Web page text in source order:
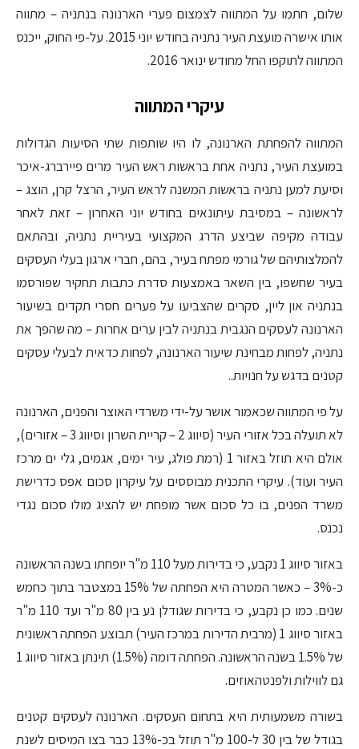
שלום, חתמו על המתווה לצמצום פערי הארנונה בנתניה – מתווה
אותו אישרה מועצת העיר נתניה בחודש יוני 2015. על-פי החוק, ייכנס
המתווה לתוקפו החל מחודש ינואר 2016.
עיקרי המתווה
המתווה להפחתת הארנונה, לו היו שותפות שתי הסיעות הגדולות
במועצת העיר, נתניה אחת בראשות ראש העיר מרים פיירברג-איכר
וסיעת למען נתניה בראשות המשנה לראש העיר, הרצל קרן, הוצג –
לראשונה – במסיבת עיתונאים בחודש יוני האחרון – זאת לאחר
עבודה מקיפה שביצע הדרג המקצועי בעיריית נתניה, ובהתאם
להמלצותיהם של גורמי מפתח בעיר, בהם, חברי ארגון בעלי העסקים
בעיר שחשפו, בין השאר באמצעות סדרת כתבות תחקיר שפורסמו
בנתניה און ליין, סקרים שהצביעו על פערים חסרי תקדים בשיעור
הארנונה לעסקים הנגבית בנתניה לבין ערים אחרות – מה שהפך את
נתניה, לפחות מבחינת שיעור הארנונה, לפחות כדאית לבעלי עסקים
קטנים בדגש על חנויות..
על פי המתווה שכאמור אושר על-ידי משרדי האוצר והפנים, הארנונה
לא תועלה בכל אזורי העיר (סיווג 2 – קריית השרון וסיווג 3 – אזורים),
אולם היא תוזל באזור 1 (רמת פולג, עיר ימים, אגמים, גלי ים מרכז
העיר ועוד). עיקרי התכנית מבוססים על עיקרון סכום אפס כדרישת
משרד הפנים, בו כל סכום אשר מופחת יש להציג מולו סכום נגדי
נכנס.
באזור סיווג 1 נקבע, כי בדירות מעל 110 מ"ר יופחתו בשנה הראשונה
כ-3% – כאשר המטרה היא הפחתה של 15% במצטבר בתוך כחמש
שנים. כמו כן נקבע, כי בדירות שגודלן נע בין 80 מ"ר ועד 110 מ"ר
באזור סיווג 1 (מרבית הדירות במרכז העיר) תבוצע הפחתה ראשונית
של 1.5% בשנה הראשונה. הפחתה דומה (1.5%) תינתן באזור סיווג 1
גם לווילות ולפנטהאוזים.
בשורה משמעותית היא בתחום העסקים. הארנונה לעסקים קטנים
בגודל של בין 30 ל-100 מ"ר תוזל בכ-13% כבר בצו המיסים לשנת